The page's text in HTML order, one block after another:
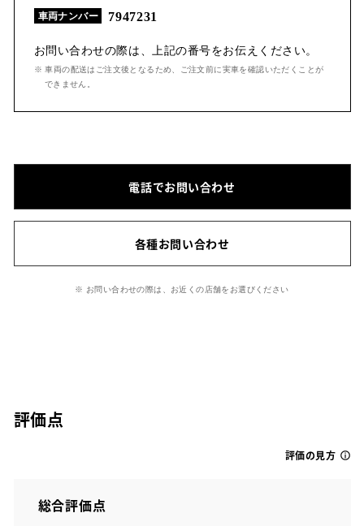
車両ナンバー 7947231
お問い合わせの際は、上記の番号をお伝えください。
※ 車両の配送はご注文後となるため、ご注文前に実車を確認いただくことが
できません。
電話でお問い合わせ
各種お問い合わせ
※ お問い合わせの際は、お近くの店舗をお選びください
評価点
評価の見方
総合評価点